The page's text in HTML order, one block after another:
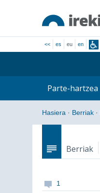
<< es eu en
Parte-hartzea
Hasiera · Berriak ·
Berriak
1